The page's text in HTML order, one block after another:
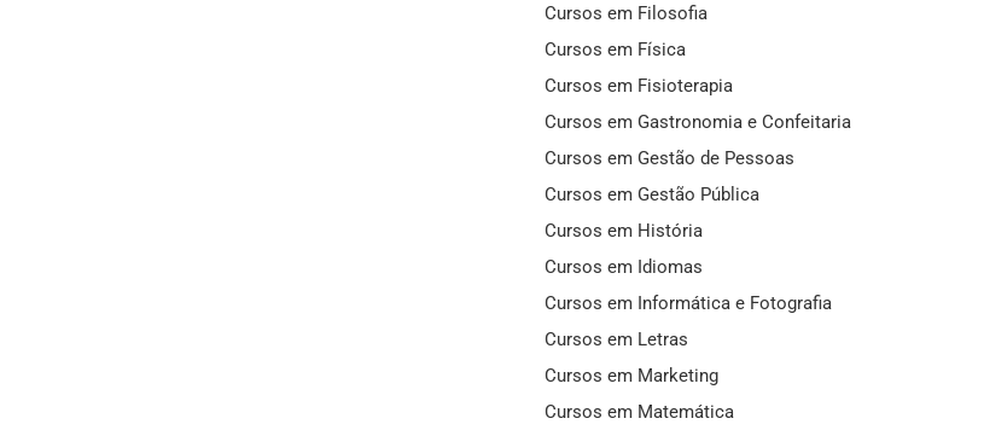
Cursos em Filosofia
Cursos em Física
Cursos em Fisioterapia
Cursos em Gastronomia e Confeitaria
Cursos em Gestão de Pessoas
Cursos em Gestão Pública
Cursos em História
Cursos em Idiomas
Cursos em Informática e Fotografia
Cursos em Letras
Cursos em Marketing
Cursos em Matemática